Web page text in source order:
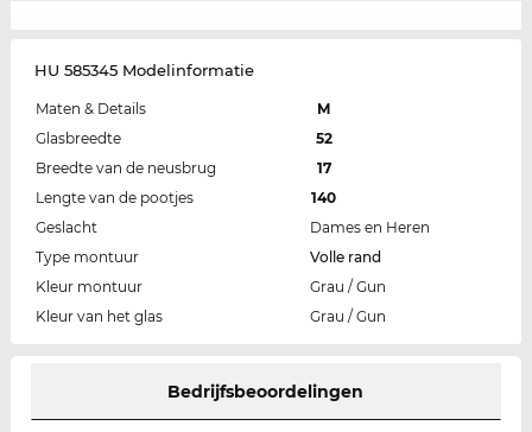
HU 585345 Modelinformatie
Maten & Details
M
Glasbreedte
52
Breedte van de neusbrug
17
Lengte van de pootjes
140
Geslacht
Dames en Heren
Type montuur
Volle rand
Kleur montuur
Grau / Gun
Kleur van het glas
Grau / Gun
Bedrijfsbeoordelingen